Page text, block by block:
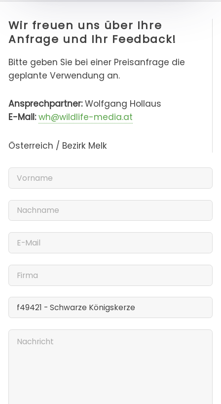
Wir freuen uns über Ihre
Anfrage und Ihr Feedback!
Bitte geben Sie bei einer Preisanfrage die
geplante Verwendung an.
Ansprechpartner:Wolfgang Hollaus
E-Mail: wh@wildlife-media.at
Österreich / Bezirk Melk